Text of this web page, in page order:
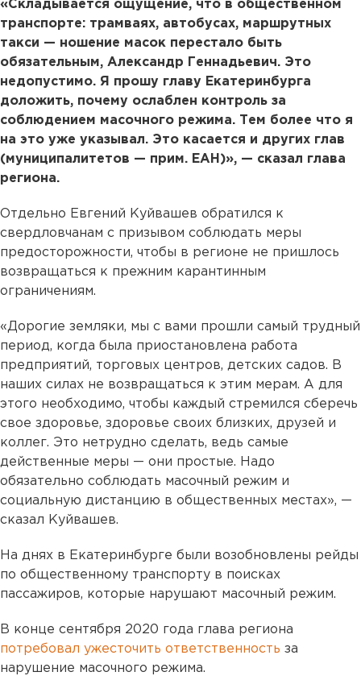
«Складывается ощущение, что в общественном
транспорте: трамваях, автобусах, маршрутных
такси — ношение масок перестало быть
обязательным, Александр Геннадьевич. Это
недопустимо. Я прошу главу Екатеринбурга
доложить, почему ослаблен контроль за
соблюдением масочного режима. Тем более что я
на это уже указывал. Это касается и других глав
(муниципалитетов — прим. ЕАН)», — сказал глава
региона.
Отдельно Евгений Куйвашев обратился к
свердловчанам с призывом соблюдать меры
предосторожности, чтобы в регионе не пришлось
возвращаться к прежним карантинным
ограничениям.
«Дорогие земляки, мы с вами прошли самый трудный
период, когда была приостановлена работа
предприятий, торговых центров, детских садов. В
наших силах не возвращаться к этим мерам. А для
этого необходимо, чтобы каждый стремился сберечь
свое здоровье, здоровье своих близких, друзей и
коллег. Это нетрудно сделать, ведь самые
действенные меры — они простые. Надо
обязательно соблюдать масочный режим и
социальную дистанцию в общественных местах», —
сказал Куйвашев.
На днях в Екатеринбурге были возобновлены рейды
по общественному транспорту в поисках
пассажиров, которые нарушают масочный режим.
В конце сентября 2020 года глава региона
потребовал ужесточить ответственность за
нарушение масочного режима.